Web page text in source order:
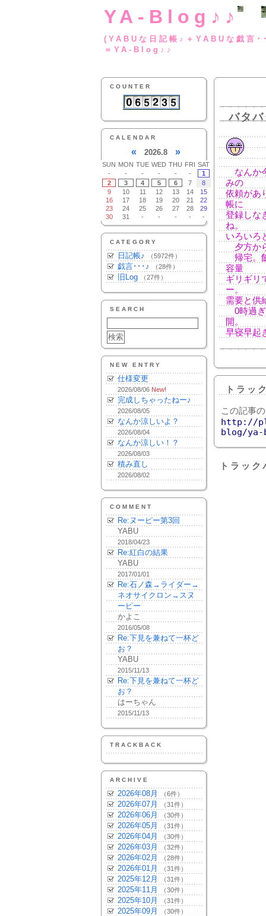
YA-Blog♪♪
(YABUな日記帳♪
＝YA-Blog♪♪
COUNTER
CALENDAR
« 2026.8 »
SUN MON TUE WED THU FRI SAT
-
- - - - -
1
2
3 4 5 6 7
8
9
10 11 12 13 14
15
16
17 18 19 20 21
22
23
24 25 26 27 28
29
30
31 - - - - -
CATEGORY
日記帳♪ （5972件）
戯言･･･♪ （28件）
旧Log （27件）
SEARCH
NEW ENTRY
仕様変更
2026/08/06 New!
完成しちゃったねー♪
2026/08/05
なんか涼しいよ？
2026/08/04
なんか涼しい！？
2026/08/03
積み直し
2026/08/02
COMMENT
Re:ヌーピー第3回
YABU
2018/04/23
Re:紅白の結果
YABU
2017/01/01
Re:石ノ森→ライダー→
ネオサイクロン→スヌ
ーピー
かよこ
2016/05/08
Re:下見を兼ねて一杯ど
お？
YABU
2015/11/13
Re:下見を兼ねて一杯ど
お？
はーちゃん
2015/11/13
TRACKBACK
ARCHIVE
2026年08月 （6件）
2026年07月 （31件）
2026年06月 （30件）
2026年05月 （31件）
2026年04月 （30件）
2026年03月 （32件）
2026年02月 （28件）
2026年01月 （31件）
2025年12月 （31件）
2025年11月 （30件）
2025年10月 （31件）
2025年09月 （30件）
バタ
なんか
みの
依頼があ
帳に
登録しな
ね。
いろいろ
夕方か
帰宅。
容量
ギリギリ
ー。
需要と供
0時過ぎ
開。
早寝早起
トラッ
この記事
http://
blog/ya-
トラッ